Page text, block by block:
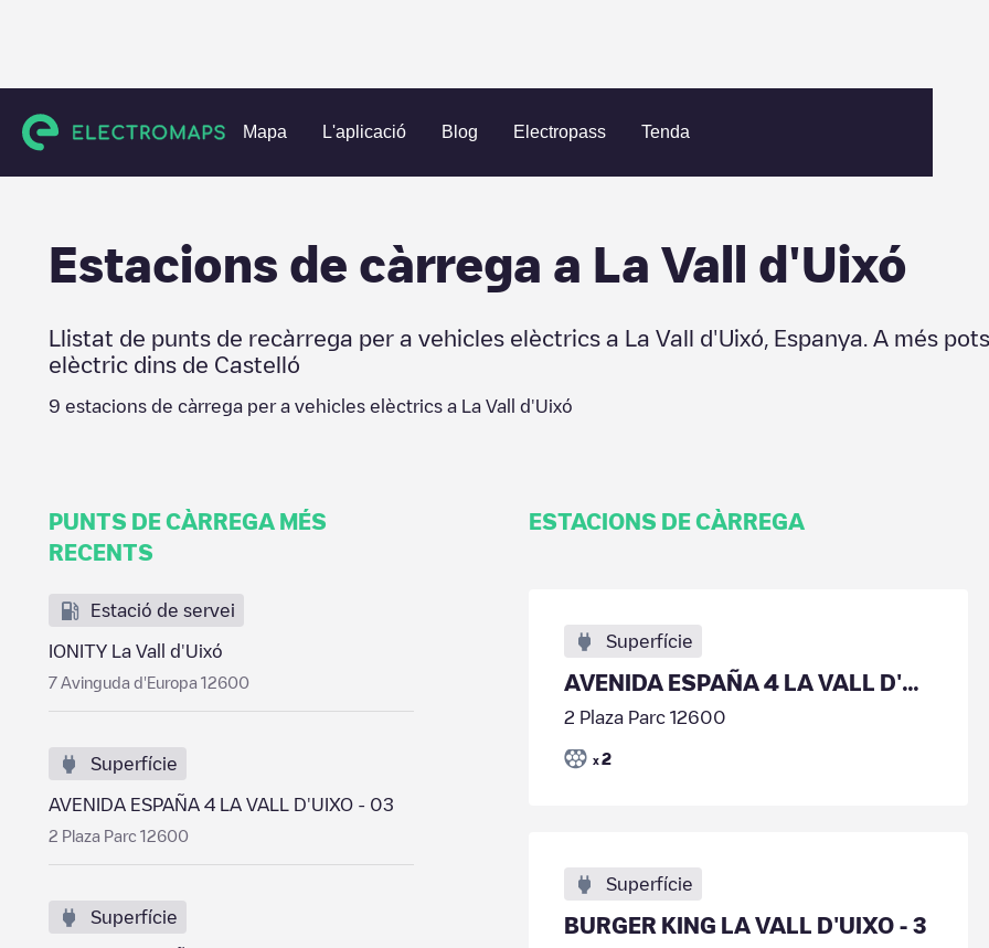
Mapa L'aplicació Blog Electropass Tenda
Charging stations Espanya Castelló La Vall d'Uixó
Estacions de càrrega a La Vall d'Uixó
Llistat de punts de recàrrega per a vehicles elèctrics a La Vall d'Uixó Espanya . A més
elèctric dins de Castelló
9 estacions de càrrega per a vehicles elèctrics a La Vall d'Uixó
PUNTS DE CÀRREGA MÉS
RECENTS
Estació de servei
IONITY La Vall d'Uixó
7 Avinguda d'Europa 12600
Superfície
AVENIDA ESPAÑA 4 LA VALL D'UIXO - 03
2 Plaza Parc 12600
Superfície
ESTACIONS DE CÀRREGA
Superfície
AVENIDA ESPAÑA 4 LA VALL D'UIXO - 03
2 Plaza Parc 12600
x 2
Superfície
BURGER KING LA VALL D'UIXO - 3